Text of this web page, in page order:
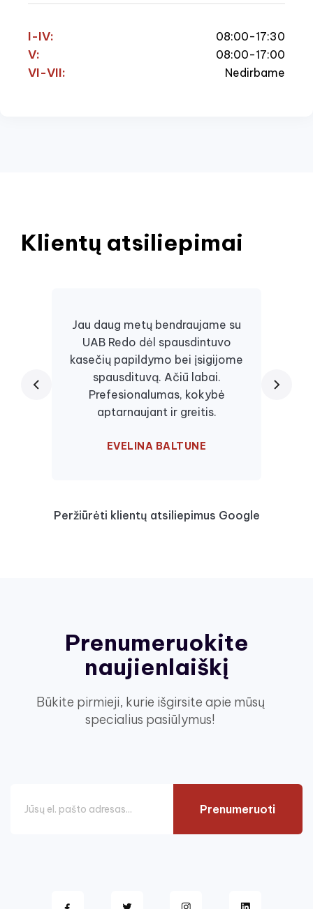
I-IV: 08:00-17:30
V: 08:00-17:00
VI-VII: Nedirbame
Klientų atsiliepimai
Jau daug metų bendraujame su
UAB Redo dėl spausdintuvo
kasečių papildymo bei įsigijome
spausdituvą. Ačiū labai.
Prefesionalumas, kokybė
aptarnaujant ir greitis.
EVELINA BALTUNE
Peržiūrėti klientų atsiliepimus Google
Prenumeruokite
naujienlaiškį
Būkite pirmieji, kurie išgirsite apie mūsų
specialius pasiūlymus!
Prenumeruoti